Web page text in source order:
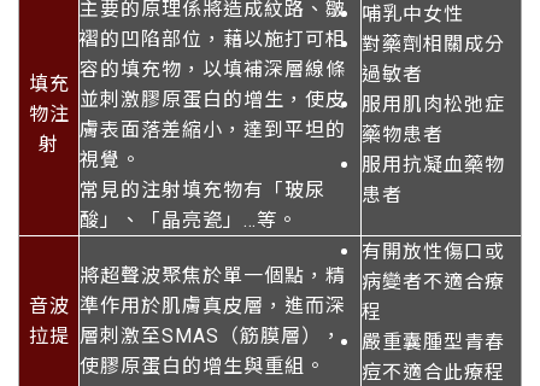
填充
物注
射
主要的原理係將造成紋路、皺
褶的凹陷部位，藉以施打可相
容的填充物，以填補深層線條
並刺激膠原蛋白的增生，使皮
膚表面落差縮小，達到平坦的
視覺。
常見的注射填充物有「玻尿
酸」、「晶亮瓷」…等。
哺乳中女性
對藥劑相關成分
過敏者
服用肌肉松弛症
藥物患者
服用抗凝血藥物
患者
音波
拉提
將超聲波聚焦於單一個點，精
準作用於肌膚真皮層，進而深
層刺激至SMAS（筋膜層），
使膠原蛋白的增生與重組。
有開放性傷口或
病變者不適合療
程
嚴重囊腫型青春
痘不適合此療程